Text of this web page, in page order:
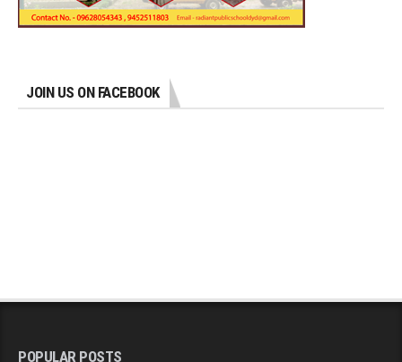
JOIN US ON FACEBOOK
POPULAR POSTS